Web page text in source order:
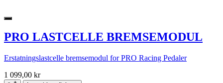
PRO LASTCELLE BREMSEMODUL
Erstatningslastcelle bremsemodul for PRO Racing Pedaler
1 099,00 kr